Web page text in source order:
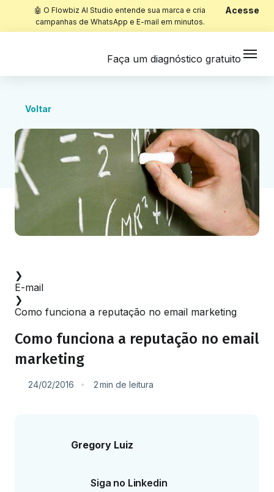
🤖 O Flowbiz AI Studio entende sua marca e cria
campanhas de WhatsApp e E-mail em minutos.
Acesse
Faça um diagnóstico gratuito
Voltar
❯
E-mail
❯
Como funciona a reputação no email marketing
Como funciona a reputação no email
marketing
24/02/2016 2min de leitura
Gregory Luiz
Siga no Linkedin